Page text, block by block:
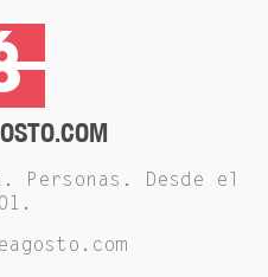
Desde el